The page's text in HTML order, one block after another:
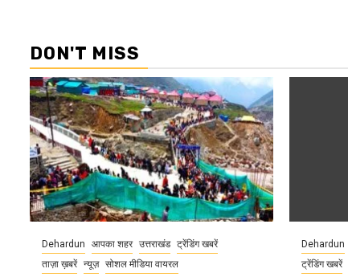
DON'T MISS
Dehardun आपका शहर उत्तराखंड ट्रेंडिंग खबरें
ताज़ा ख़बरें न्यूज़ सोशल मीडिया वायरल
Dehardun
ट्रेंडिंग खबरें